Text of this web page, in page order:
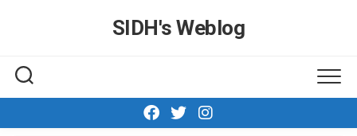
SIDH′s Weblog